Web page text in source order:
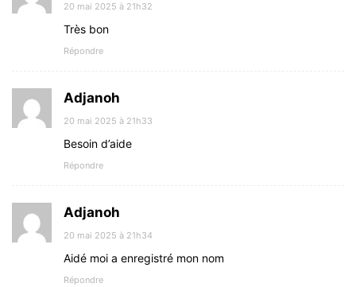
20 mai 2025 à 21h32
Très bon
Répondre
Adjanoh
20 mai 2025 à 21h33
Besoin d’aide
Répondre
Adjanoh
20 mai 2025 à 21h34
Aidé moi a enregistré mon nom
Répondre